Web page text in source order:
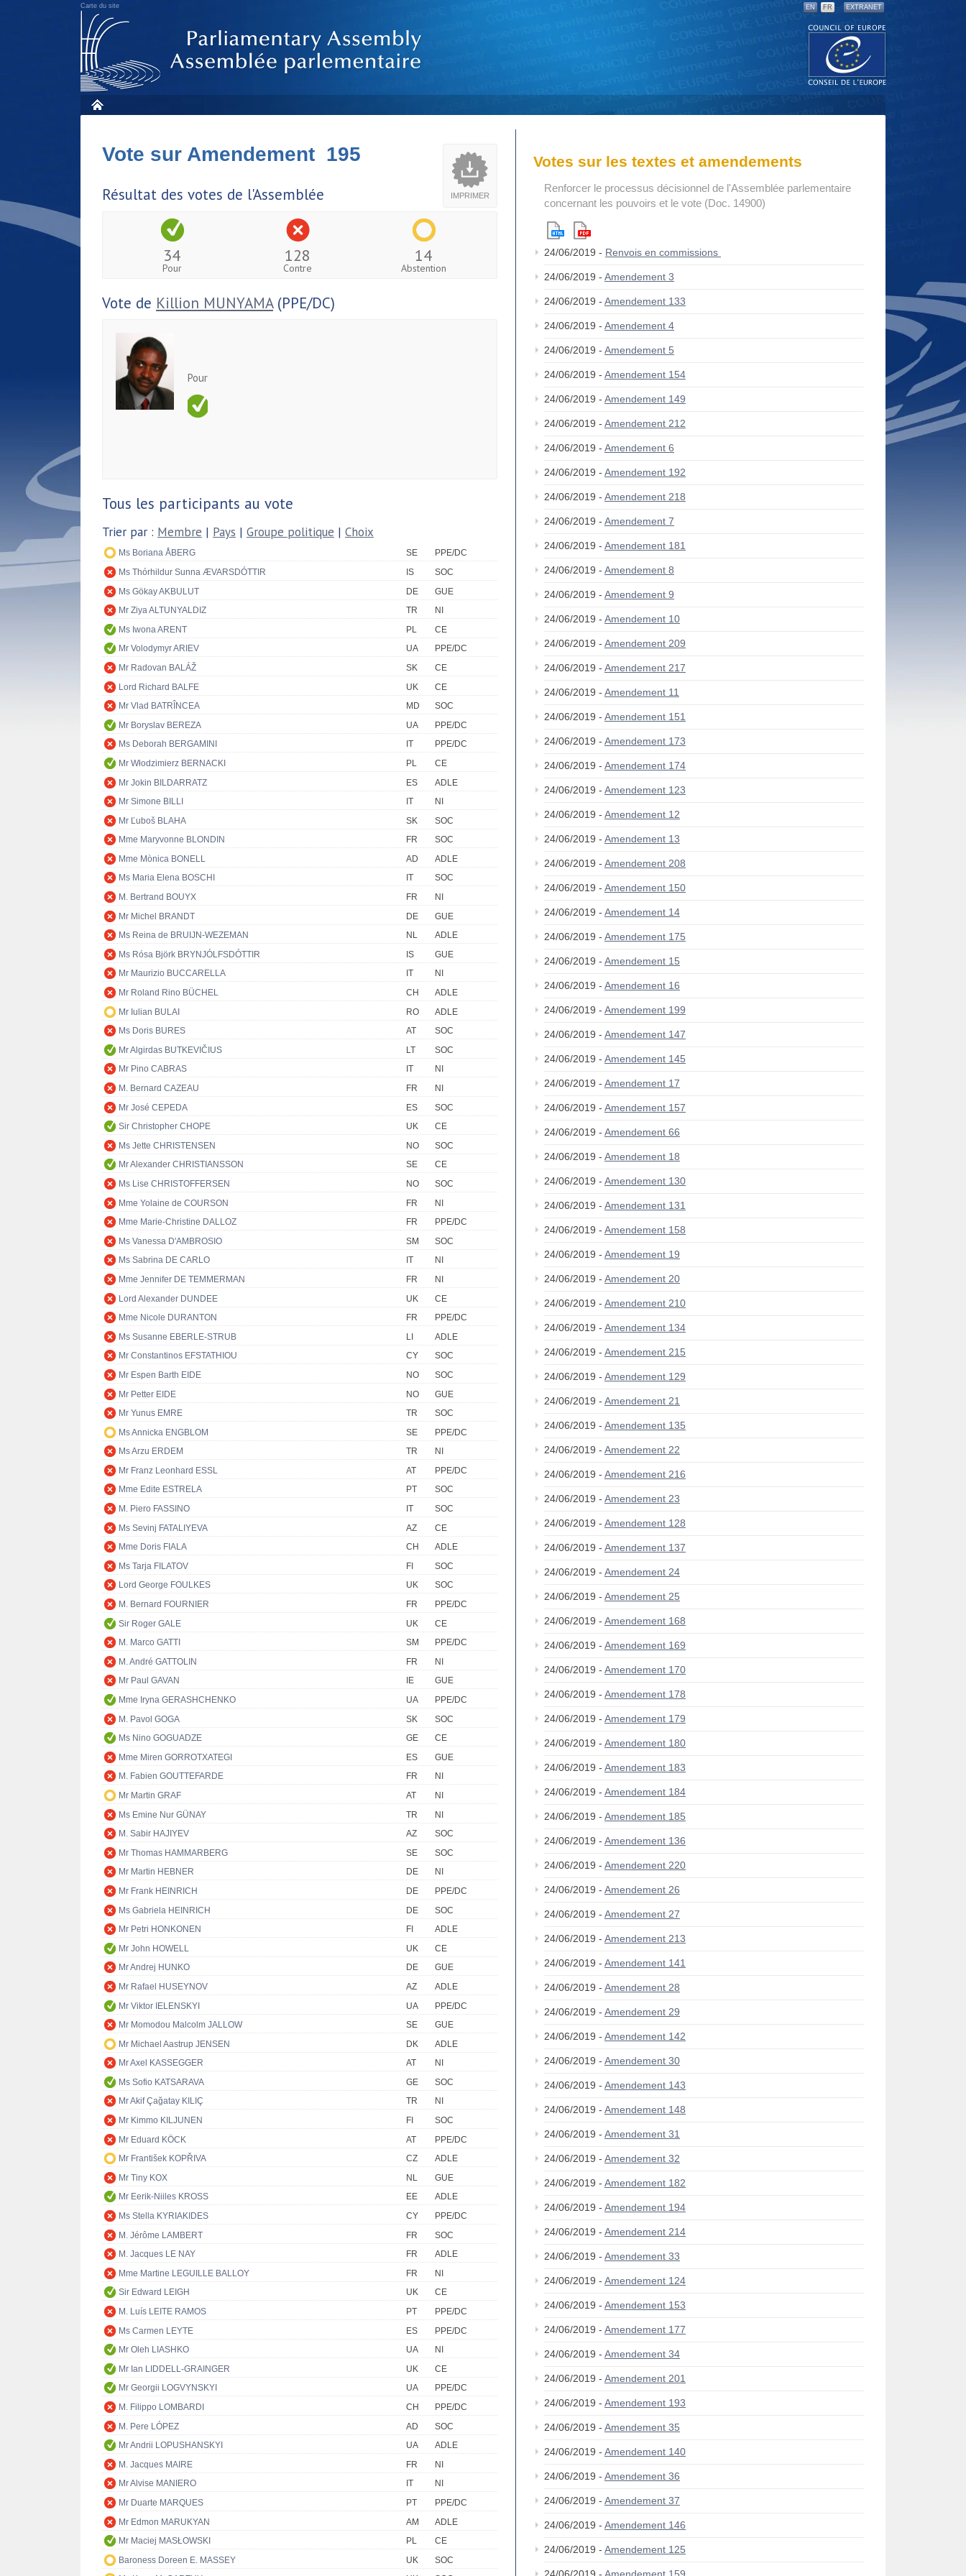
Carte du site EN FR EXTRANET
IMPRIMER
Vote sur Amendement 195
Résultat des votes de l'Assemblée
34
Pour
128
Contre
14
Abstention
Vote de Killion MUNYAMA(PPE/DC)
Pour
Tous les participants au vote
Trier par : Membre | Pays | Groupe politique | Choix
Ms Boriana ÅBERG SE
PPE/DC
Ms Thórhildur Sunna ÆVARSDÓTTIR
IS
SOC
Ms Gökay AKBULUT
DE
GUE
Mr Ziya ALTUNYALDIZ
TR
NI
Ms Iwona ARENT
PL
CE
Mr Volodymyr ARIEV
UA
PPE/DC
Mr Radovan BALÁŽ
SK
CE
Lord Richard BALFE
UK
CE
Mr Vlad BATRÎNCEA
MD
SOC
Mr Boryslav BEREZA
UA
PPE/DC
Ms Deborah BERGAMINI
IT
PPE/DC
Mr Włodzimierz BERNACKI
PL
CE
Mr Jokin BILDARRATZ
ES
ADLE
Mr Simone BILLI
IT
NI
Mr Ľuboš BLAHA
SK
SOC
Mme Maryvonne BLONDIN
FR
SOC
Mme Mònica BONELL
AD
ADLE
Ms Maria Elena BOSCHI
IT
SOC
M. Bertrand BOUYX
FR
NI
Mr Michel BRANDT
DE
GUE
Ms Reina de BRUIJN-WEZEMAN
NL
ADLE
Ms Rósa Björk BRYNJÓLFSDÓTTIR
IS
GUE
Mr Maurizio BUCCARELLA
IT
NI
Mr Roland Rino BÜCHEL
CH
ADLE
Mr Iulian BULAI
RO
ADLE
Ms Doris BURES
AT
SOC
Mr Algirdas BUTKEVIČIUS
LT
SOC
Mr Pino CABRAS
IT
NI
M. Bernard CAZEAU
FR
NI
Mr José CEPEDA
ES
SOC
Sir Christopher CHOPE
UK
CE
Ms Jette CHRISTENSEN
NO
SOC
Mr Alexander CHRISTIANSSON
SE
CE
Ms Lise CHRISTOFFERSEN
NO
SOC
Mme Yolaine de COURSON
FR
NI
Mme Marie-Christine DALLOZ
FR
PPE/DC
Ms Vanessa D'AMBROSIO
SM
SOC
Ms Sabrina DE CARLO
IT
NI
Mme Jennifer DE TEMMERMAN
FR
NI
Lord Alexander DUNDEE
UK
CE
Mme Nicole DURANTON
FR
PPE/DC
Ms Susanne EBERLE-STRUB
LI
ADLE
Mr Constantinos EFSTATHIOU
CY
SOC
Mr Espen Barth EIDE
NO
SOC
Mr Petter EIDE
NO
GUE
Mr Yunus EMRE
TR
SOC
Ms Annicka ENGBLOM
SE
PPE/DC
Ms Arzu ERDEM
TR
NI
Mr Franz Leonhard ESSL
AT
PPE/DC
Mme Edite ESTRELA
PT
SOC
M. Piero FASSINO
IT
SOC
Ms Sevinj FATALIYEVA
AZ
CE
Mme Doris FIALA
CH
ADLE
Ms Tarja FILATOV
FI
SOC
Lord George FOULKES
UK
SOC
M. Bernard FOURNIER
FR
PPE/DC
Sir Roger GALE
UK
CE
M. Marco GATTI
SM
PPE/DC
M. André GATTOLIN
FR
NI
Mr Paul GAVAN
IE
GUE
Mme Iryna GERASHCHENKO
UA
PPE/DC
M. Pavol GOGA
SK
SOC
Ms Nino GOGUADZE
GE
CE
Mme Miren GORROTXATEGI
ES
GUE
M. Fabien GOUTTEFARDE
FR
NI
Mr Martin GRAF
AT
NI
Ms Emine Nur GÜNAY
TR
NI
M. Sabir HAJIYEV
AZ
SOC
Mr Thomas HAMMARBERG
SE
SOC
Mr Martin HEBNER
DE
NI
Mr Frank HEINRICH
DE
PPE/DC
Ms Gabriela HEINRICH
DE
SOC
Mr Petri HONKONEN
FI
ADLE
Mr John HOWELL
UK
CE
Mr Andrej HUNKO
DE
GUE
Mr Rafael HUSEYNOV
AZ
ADLE
Mr Viktor IELENSKYI
UA
PPE/DC
Mr Momodou Malcolm JALLOW
SE
GUE
Mr Michael Aastrup JENSEN
DK
ADLE
Mr Axel KASSEGGER
AT
NI
Ms Sofio KATSARAVA
GE
SOC
Mr Akif Çağatay KILIÇ
TR
NI
Mr Kimmo KILJUNEN
FI
SOC
Mr Eduard KÖCK
AT
PPE/DC
Mr František KOPŘIVA
CZ
ADLE
Mr Tiny KOX
NL
GUE
Mr Eerik-Niiles KROSS
EE
ADLE
Ms Stella KYRIAKIDES
CY
PPE/DC
M. Jérôme LAMBERT
FR
SOC
M. Jacques LE NAY
FR
ADLE
Mme Martine LEGUILLE BALLOY
FR
NI
Sir Edward LEIGH
UK
CE
M. Luís LEITE RAMOS
PT
PPE/DC
Ms Carmen LEYTE
ES
PPE/DC
Mr Oleh LIASHKO
UA
NI
Mr Ian LIDDELL-GRAINGER
UK
CE
Mr Georgii LOGVYNSKYI
UA
PPE/DC
M. Filippo LOMBARDI
CH
PPE/DC
M. Pere LÓPEZ
AD
SOC
Mr Andrii LOPUSHANSKYI
UA
ADLE
M. Jacques MAIRE
FR
NI
Mr Alvise MANIERO
IT
NI
Mr Duarte MARQUES
PT
PPE/DC
Mr Edmon MARUKYAN
AM
ADLE
Mr Maciej MASŁOWSKI
PL
CE
Baroness Doreen E. MASSEY
UK
SOC
Votes sur les textes et amendements
Renforcer le processus décisionnel de l'Assemblée parlementaire
concernant les pouvoirs et le vote (Doc. 14900)
24/06/2019 - Renvois en commissions
24/06/2019 - Amendement 3
24/06/2019 - Amendement 133
24/06/2019 - Amendement 4
24/06/2019 - Amendement 5
24/06/2019 - Amendement 154
24/06/2019 - Amendement 149
24/06/2019 - Amendement 212
24/06/2019 - Amendement 6
24/06/2019 - Amendement 192
24/06/2019 - Amendement 218
24/06/2019 - Amendement 7
24/06/2019 - Amendement 181
24/06/2019 - Amendement 8
24/06/2019 - Amendement 9
24/06/2019 - Amendement 10
24/06/2019 - Amendement 209
24/06/2019 - Amendement 217
24/06/2019 - Amendement 11
24/06/2019 - Amendement 151
24/06/2019 - Amendement 173
24/06/2019 - Amendement 174
24/06/2019 - Amendement 123
24/06/2019 - Amendement 12
24/06/2019 - Amendement 13
24/06/2019 - Amendement 208
24/06/2019 - Amendement 150
24/06/2019 - Amendement 14
24/06/2019 - Amendement 175
24/06/2019 - Amendement 15
24/06/2019 - Amendement 16
24/06/2019 - Amendement 199
24/06/2019 - Amendement 147
24/06/2019 - Amendement 145
24/06/2019 - Amendement 17
24/06/2019 - Amendement 157
24/06/2019 - Amendement 66
24/06/2019 - Amendement 18
24/06/2019 - Amendement 130
24/06/2019 - Amendement 131
24/06/2019 - Amendement 158
24/06/2019 - Amendement 19
24/06/2019 - Amendement 20
24/06/2019 - Amendement 210
24/06/2019 - Amendement 134
24/06/2019 - Amendement 215
24/06/2019 - Amendement 129
24/06/2019 - Amendement 21
24/06/2019 - Amendement 135
24/06/2019 - Amendement 22
24/06/2019 - Amendement 216
24/06/2019 - Amendement 23
24/06/2019 - Amendement 128
24/06/2019 - Amendement 137
24/06/2019 - Amendement 24
24/06/2019 - Amendement 25
24/06/2019 - Amendement 168
24/06/2019 - Amendement 169
24/06/2019 - Amendement 170
24/06/2019 - Amendement 178
24/06/2019 - Amendement 179
24/06/2019 - Amendement 180
24/06/2019 - Amendement 183
24/06/2019 - Amendement 184
24/06/2019 - Amendement 185
24/06/2019 - Amendement 136
24/06/2019 - Amendement 220
24/06/2019 - Amendement 26
24/06/2019 - Amendement 27
24/06/2019 - Amendement 213
24/06/2019 - Amendement 141
24/06/2019 - Amendement 28
24/06/2019 - Amendement 29
24/06/2019 - Amendement 142
24/06/2019 - Amendement 30
24/06/2019 - Amendement 143
24/06/2019 - Amendement 148
24/06/2019 - Amendement 31
24/06/2019 - Amendement 32
24/06/2019 - Amendement 182
24/06/2019 - Amendement 194
24/06/2019 - Amendement 214
24/06/2019 - Amendement 33
24/06/2019 - Amendement 124
24/06/2019 - Amendement 153
24/06/2019 - Amendement 177
24/06/2019 - Amendement 34
24/06/2019 - Amendement 201
24/06/2019 - Amendement 193
24/06/2019 - Amendement 35
24/06/2019 - Amendement 140
24/06/2019 - Amendement 36
24/06/2019 - Amendement 37
24/06/2019 - Amendement 146
24/06/2019 - Amendement 125